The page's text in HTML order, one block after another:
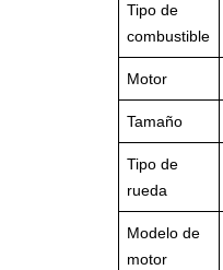
Tipo de
combustible
Motor
Tamaño
Tipo de
rueda
Modelo de
motor